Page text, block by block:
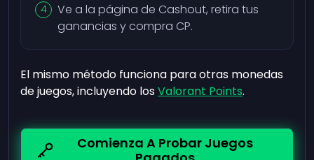
Ve a la página de Cashout, retira tus
ganancias y compra CP.
El mismo método funciona para otras monedas
de juegos, incluyendo losValorant Points.
Comienza A Probar Juegos